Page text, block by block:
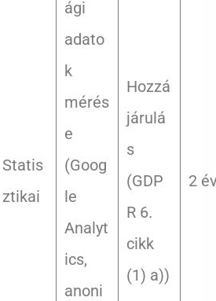
Statis
ztikai
ági
adato
k
mérés
e
(Goog
le
Analyt
ics,
anoni
Hozzá
járulá
s
(GDP
R 6.
cikk
(1) a))
2